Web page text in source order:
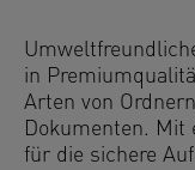
in
Arten von
Dokumenten. Mit
für die sichere